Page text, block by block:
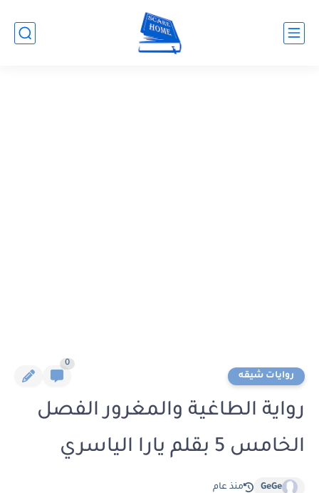
روايات شيقه
0
رواية الطاغية والمغرور الفصل
الخامس 5 بقلم يارا الياسري
GeGe منذ عام